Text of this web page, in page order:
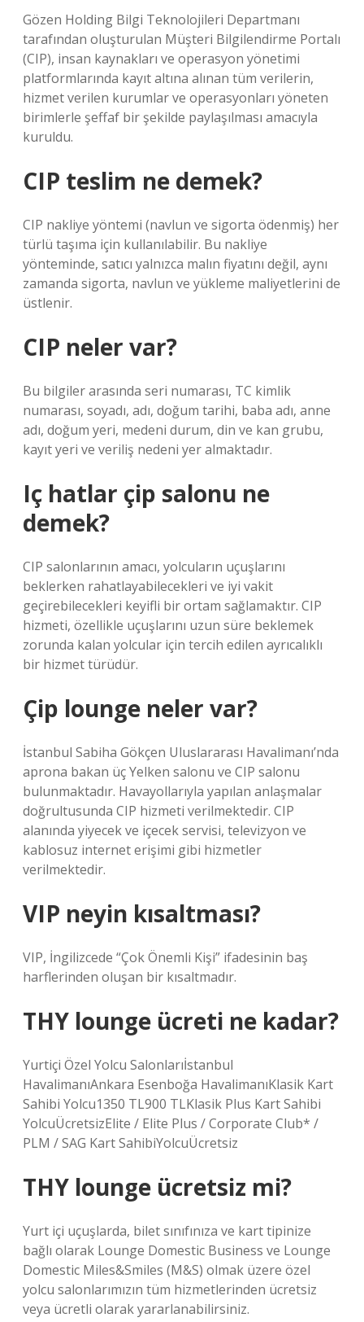
Gözen Holding Bilgi Teknolojileri Departmanı
tarafından oluşturulan Müşteri Bilgilendirme Portalı
(CIP), insan kaynakları ve operasyon yönetimi
platformlarında kayıt altına alınan tüm verilerin,
hizmet verilen kurumlar ve operasyonları yöneten
birimlerle şeffaf bir şekilde paylaşılması amacıyla
kuruldu.
CIP teslim ne demek?
CIP nakliye yöntemi (navlun ve sigorta ödenmiş) her
türlü taşıma için kullanılabilir. Bu nakliye
yönteminde, satıcı yalnızca malın fiyatını değil, aynı
zamanda sigorta, navlun ve yükleme maliyetlerini de
üstlenir.
CIP neler var?
Bu bilgiler arasında seri numarası, TC kimlik
numarası, soyadı, adı, doğum tarihi, baba adı, anne
adı, doğum yeri, medeni durum, din ve kan grubu,
kayıt yeri ve veriliş nedeni yer almaktadır.
Iç hatlar çip salonu ne
demek?
CIP salonlarının amacı, yolcuların uçuşlarını
beklerken rahatlayabilecekleri ve iyi vakit
geçirebilecekleri keyifli bir ortam sağlamaktır. CIP
hizmeti, özellikle uçuşlarını uzun süre beklemek
zorunda kalan yolcular için tercih edilen ayrıcalıklı
bir hizmet türüdür.
Çip lounge neler var?
İstanbul Sabiha Gökçen Uluslararası Havalimanı’nda
aprona bakan üç Yelken salonu ve CIP salonu
bulunmaktadır. Havayollarıyla yapılan anlaşmalar
doğrultusunda CIP hizmeti verilmektedir. CIP
alanında yiyecek ve içecek servisi, televizyon ve
kablosuz internet erişimi gibi hizmetler
verilmektedir.
VIP neyin kısaltması?
VIP, İngilizcede “Çok Önemli Kişi” ifadesinin baş
harflerinden oluşan bir kısaltmadır.
THY lounge ücreti ne kadar?
Yurtiçi Özel Yolcu Salonlarıİstanbul
HavalimanıAnkara Esenboğa HavalimanıKlasik Kart
Sahibi Yolcu1350 TL900 TLKlasik Plus Kart Sahibi
YolcuÜcretsizElite / Elite Plus / Corporate Club* /
PLM / SAG Kart SahibiYolcuÜcretsiz
THY lounge ücretsiz mi?
Yurt içi uçuşlarda, bilet sınıfınıza ve kart tipinize
bağlı olarak Lounge Domestic Business ve Lounge
Domestic Miles&Smiles (M&S) olmak üzere özel
yolcu salonlarımızın tüm hizmetlerinden ücretsiz
veya ücretli olarak yararlanabilirsiniz.